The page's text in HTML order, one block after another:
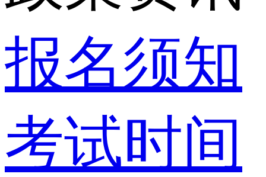
报名须知
考试时间